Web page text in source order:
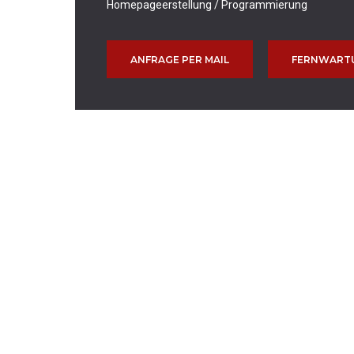
Homepageerstellung / Programmierung
ANFRAGE PER MAIL